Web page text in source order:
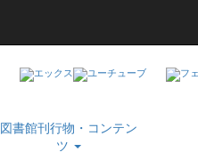
図書館刊行物・コンテン
ツ